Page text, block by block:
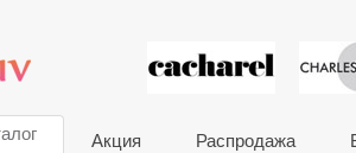
VIP
Акция Распродажа